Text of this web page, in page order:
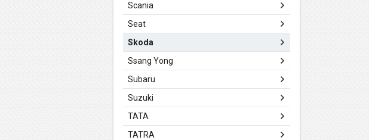
Scania
Seat
Skoda
Ssang Yong
Subaru
Suzuki
TATA
TATRA